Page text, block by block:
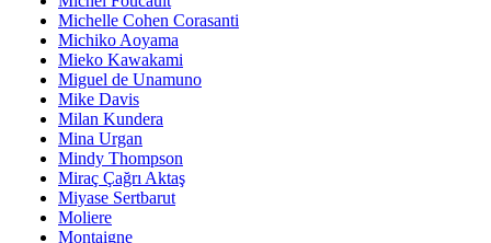
Michelle Cohen Corasanti
Michiko Aoyama
Mieko Kawakami
Miguel de Unamuno
Mike Davis
Milan Kundera
Mina Urgan
Mindy Thompson
Miraç Çağrı Aktaş
Miyase Sertbarut
Moliere
Montaigne